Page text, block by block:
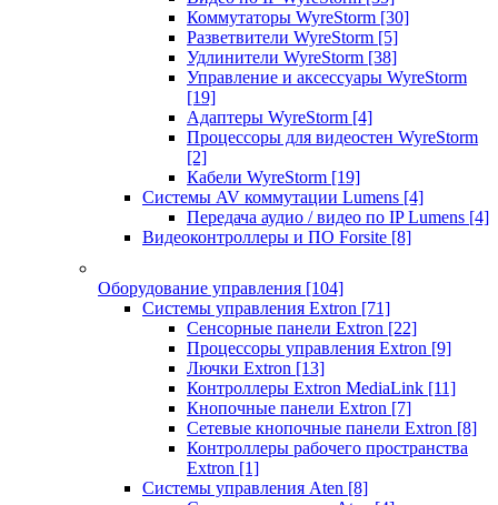
Коммутаторы WyreStorm [30]
Разветвители WyreStorm [5]
Удлинители WyreStorm [38]
Управление и аксессуары WyreStorm
[19]
Адаптеры WyreStorm [4]
Процессоры для видеостен WyreStorm
[2]
Кабели WyreStorm [19]
Системы AV коммутации Lumens [4]
Передача аудио / видео по IP Lumens [4]
Видеоконтроллеры и ПО Forsite [8]
Оборудование управления [104]
Системы управления Extron [71]
Сенсорные панели Extron [22]
Процессоры управления Extron [9]
Лючки Extron [13]
Контроллеры Extron MediaLink [11]
Кнопочные панели Extron [7]
Сетевые кнопочные панели Extron [8]
Контроллеры рабочего пространства
Extron [1]
Системы управления Aten [8]